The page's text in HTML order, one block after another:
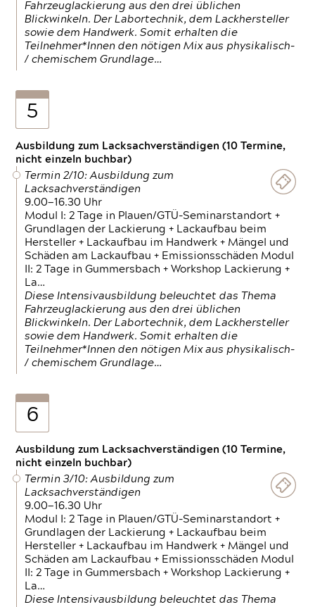
Fahrzeuglackierung aus den drei üblichen
Blickwinkeln. Der Labortechnik, dem Lackhersteller
sowie dem Handwerk. Somit erhalten die
Teilnehmer*Innen den nötigen Mix aus physikalisch-
/ chemischem Grundlage…
5
Ausbildung zum Lacksachverständigen (10 Termine,
nicht einzeln buchbar)
Termin 2/10: Ausbildung zum
Lacksachverständigen
9.00—16.30 Uhr
Modul I: 2 Tage in Plauen/GTÜ-Seminarstandort +
Grundlagen der Lackierung + Lackaufbau beim
Hersteller + Lackaufbau im Handwerk + Mängel und
Schäden am Lackaufbau + Emissionsschäden Modul
II: 2 Tage in Gummersbach + Workshop Lackierung +
La…
Diese Intensivausbildung beleuchtet das Thema
Fahrzeuglackierung aus den drei üblichen
Blickwinkeln. Der Labortechnik, dem Lackhersteller
sowie dem Handwerk. Somit erhalten die
Teilnehmer*Innen den nötigen Mix aus physikalisch-
/ chemischem Grundlage…
6
Ausbildung zum Lacksachverständigen (10 Termine,
nicht einzeln buchbar)
Termin 3/10: Ausbildung zum
Lacksachverständigen
9.00—16.30 Uhr
Modul I: 2 Tage in Plauen/GTÜ-Seminarstandort +
Grundlagen der Lackierung + Lackaufbau beim
Hersteller + Lackaufbau im Handwerk + Mängel und
Schäden am Lackaufbau + Emissionsschäden Modul
II: 2 Tage in Gummersbach + Workshop Lackierung +
La…
Diese Intensivausbildung beleuchtet das Thema